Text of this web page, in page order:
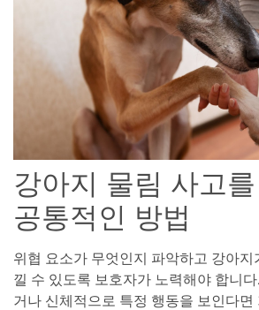
강아지 물림 사고
공통적인 방법
위협 요소가 무엇인지 파악하고 강아지
낄 수 있도록 보호자가 노력해야 합니
거나 신체적으로 특정 행동을 보인다